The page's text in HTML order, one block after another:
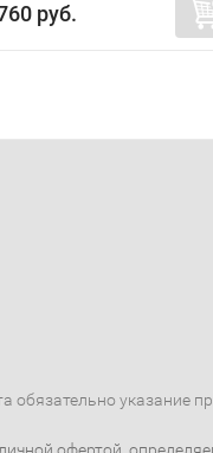
руб.
обязательно указание